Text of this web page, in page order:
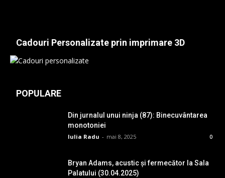
Cadouri Personalizate prin imprimare 3D
POPULARE
Din jurnalul unui ninja (87): Binecuvântarea
monotoniei
Iulia Radu - mai 8, 2025 0
Bryan Adams, acustic și fermecător la Sala
Palatului (30.04.2025)